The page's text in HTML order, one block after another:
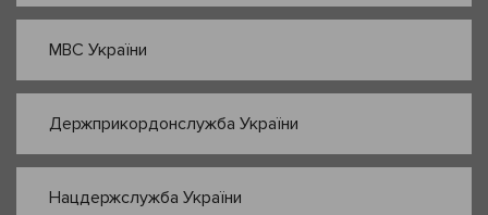
МВС України
Держприкордонслужба України
Нацдержслужба України